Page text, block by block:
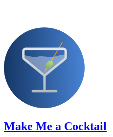
Make Me a Cocktail